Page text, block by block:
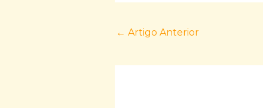
← Artigo Anterior